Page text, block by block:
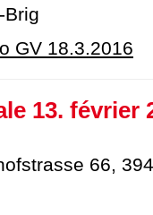
Brig
GV 18.3.2016
13. février
66,